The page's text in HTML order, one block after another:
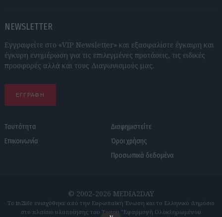
NEWSLETTER
Εγγραφείτε στο «VIP Newsletter» και εξασφαλίστε έγκαιρη και
έγκυρη ενημέρωση για τις επιλεγμένες προτάσεις, τις ειδικές
προσφορές αλλά και τους Διαγωνισμούς μας.
ΕΓΓΡΑΦΗ
Ταυτότητα
Επικοινωνία
Διαφημιστείτε
Όροι χρήσης
Προσωπικά δεδομένα
© 2002-2026 MEDIA2DAY
Το in2life ενισχύθηκε από την Ευρωπαϊκή Ένωση και το Ελληνικό Δημόσιο
στο πλαίσιο υλοποίησης του Έργου "Εφαρμογή Ολοκληρωμένου